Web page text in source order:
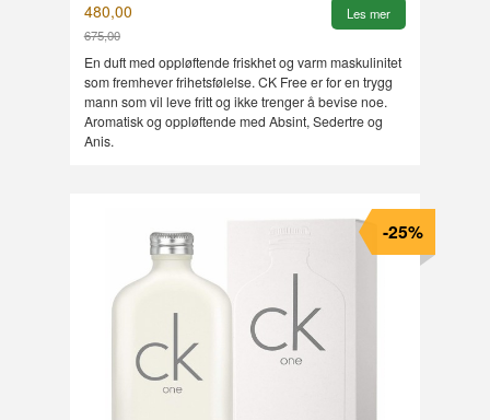
480,00
675,00
Rabatt
Les mer
En duft med oppløftende friskhet og varm maskulinitet
som fremhever frihetsfølelse. CK Free er for en trygg
mann som vil leve fritt og ikke trenger å bevise noe.
Aromatisk og oppløftende med Absint, Sedertre og
Anis.
-25%